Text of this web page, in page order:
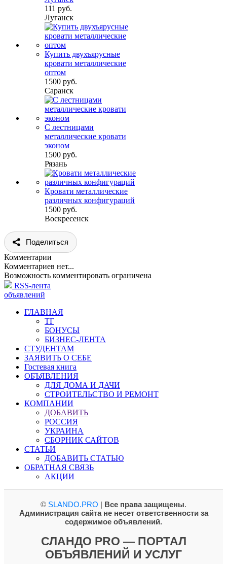
111 руб.
Луганск
Купить двухъярусные
кровати металлические
оптом
1500 руб.
Саранск
С лестницами
металлические кровати
эконом
1500 руб.
Рязань
Кровати металлические
различных конфигураций
1500 руб.
Воскресенск
Поделиться
Комментарии
Комментариев нет...
Возможность комментировать ограничена
RSS-лента
объявлений
ГЛАВНАЯ
ТГ
БОНУСЫ
БИЗНЕС-ЛЕНТА
СТУДЕНТАМ
ЗАЯВИТЬ О СЕБЕ
Гостевая книга
ОБЪЯВЛЕНИЯ
ДЛЯ ДОМА И ДАЧИ
СТРОИТЕЛЬСТВО И РЕМОНТ
КОМПАНИИ
ДОБАВИТЬ
РОССИЯ
УКРАИНА
СБОРНИК САЙТОВ
СТАТЬИ
ДОБАВИТЬ СТАТЬЮ
ОБРАТНАЯ СВЯЗЬ
АКЦИИ
© SLANDO.PRO | Все права защищены.
Администрация сайта не несет ответственности за
содержимое объявлений.
СЛАНДО PRO — ПОРТАЛ
ОБЪЯВЛЕНИЙ И УСЛУГ